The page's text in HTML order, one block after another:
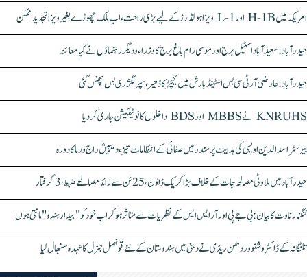
امریکہ میں H-1B اور L-1 ویزا ہولڈرز کے لیے بڑی راحت، اب ملک چھوڑے بغیر ویزا تجدید ممکن
حیدرآباد: سعیدآباد اسٹیل برج اور موسیٰ رام باغ برج کا وزراء و دیگر رہنماؤں نے کیا معائنہ
حیدرآباد: عارضی آر ٹی سی بس اسٹینڈ بارش میں کیچڑ کا ڈھیر، سپر لگژری بس پھنس گئی
KNRUHS نے MBBS اور BDS داخلوں کا نوٹیفکیشن جاری کر دیا
بیرسٹر اسدالدین اویسی کی ہدایت پر مندر میں صفائی کے انتظامات تیز، دیپیش راج ورما کا دورہ
حیدرآباد میں ملاوٹی مصالحہ جات کے خلاف بڑا کریک ڈاؤن، 25 ٹن سے زائد مصالحے ضبط، 3 گرفتار
کنگنا رناوت کا بیان: بی جے پی اور آر ایس ایس کے نظریات سے متاثر ہو کر اب خود کو "بیدار ہندو" مانتی ہوں
تلنگانہ کے ڈاکٹر وشنو وردھن ریڈی نے دبئی میں ہندوستان کے نئے قونصل جنرل کا عہدہ سنبھال لیا